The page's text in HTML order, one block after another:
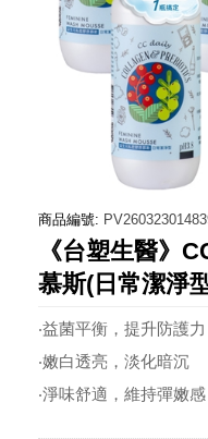
商品編號:
《台塑生醫》
慕斯(日常潔淨
‧益菌平衡，提升防護力
‧嫩白透亮，淡化暗沉
‧淨味舒適，維持彈嫩感